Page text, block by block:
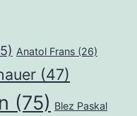
Anatol Frans (26)
(47)
(75) Blez Paskal